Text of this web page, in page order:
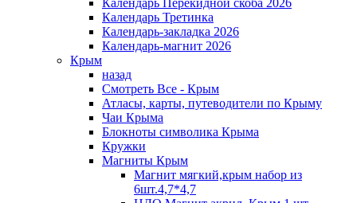
Календарь Перекидной скоба 2026
Календарь Третинка
Календарь-закладка 2026
Календарь-магнит 2026
Крым
назад
Смотреть Все - Крым
Атласы, карты, путеводители по Крыму
Чаи Крыма
Блокноты символика Крыма
Кружки
Магниты Крым
Магнит мягкий,крым набор из
6шт.4,7*4,7